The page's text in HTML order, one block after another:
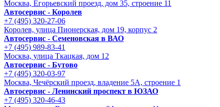
Москва, Егорьевский проезд, дом 35, строение 11
Автосервис - Королев
+7 (495) 320-27-06
Королев, улица Пионерская, дом 19, корпус 2
Автосервис - Семеновская в ВАО
+7 (495) 989-83-41
Москва, улица Ткацкая, дом 12
Автосервис - Бутово
+7 (495) 320-03-97
Москва, Чечёрский проезд, владение 5А, строение 1
Автосервис - Ленинский проспект в ЮЗАО
+7 (495) 320-46-43